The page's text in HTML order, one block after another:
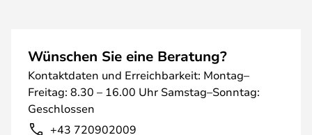
Wünschen Sie eine Beratung?
Kontaktdaten und Erreichbarkeit: Montag–
Freitag: 8.30 – 16.00 Uhr Samstag–Sonntag:
Geschlossen
+43 720902009